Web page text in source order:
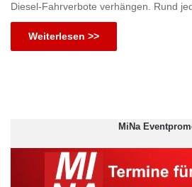
Diesel-Fahrverbote verhängen. Rund
Weiterlesen >>
MiNa